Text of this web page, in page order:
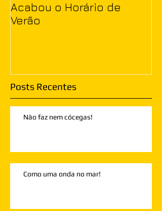
Acabou o Horário de
Verão
Posts Recentes
Não faz nem cócegas!
Como uma onda no mar!